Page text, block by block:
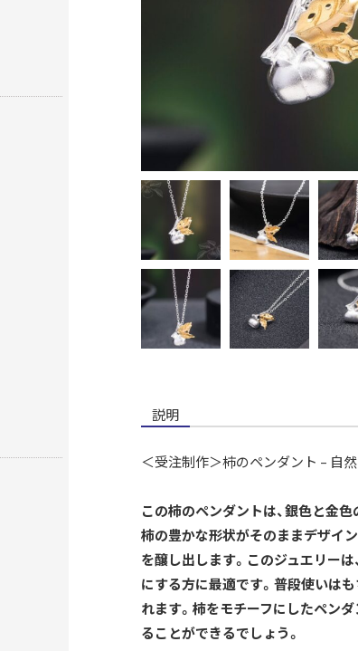
説明
＜受注制作＞柿のペンダント – 自
この柿のペンダントは、銀色と金
柿の豊かな形状がそのままデザイ
を醸し出します。このジュエリー
にする方に最適です。普段使いは
れます。柿をモチーフにしたペン
ることができるでしょう。